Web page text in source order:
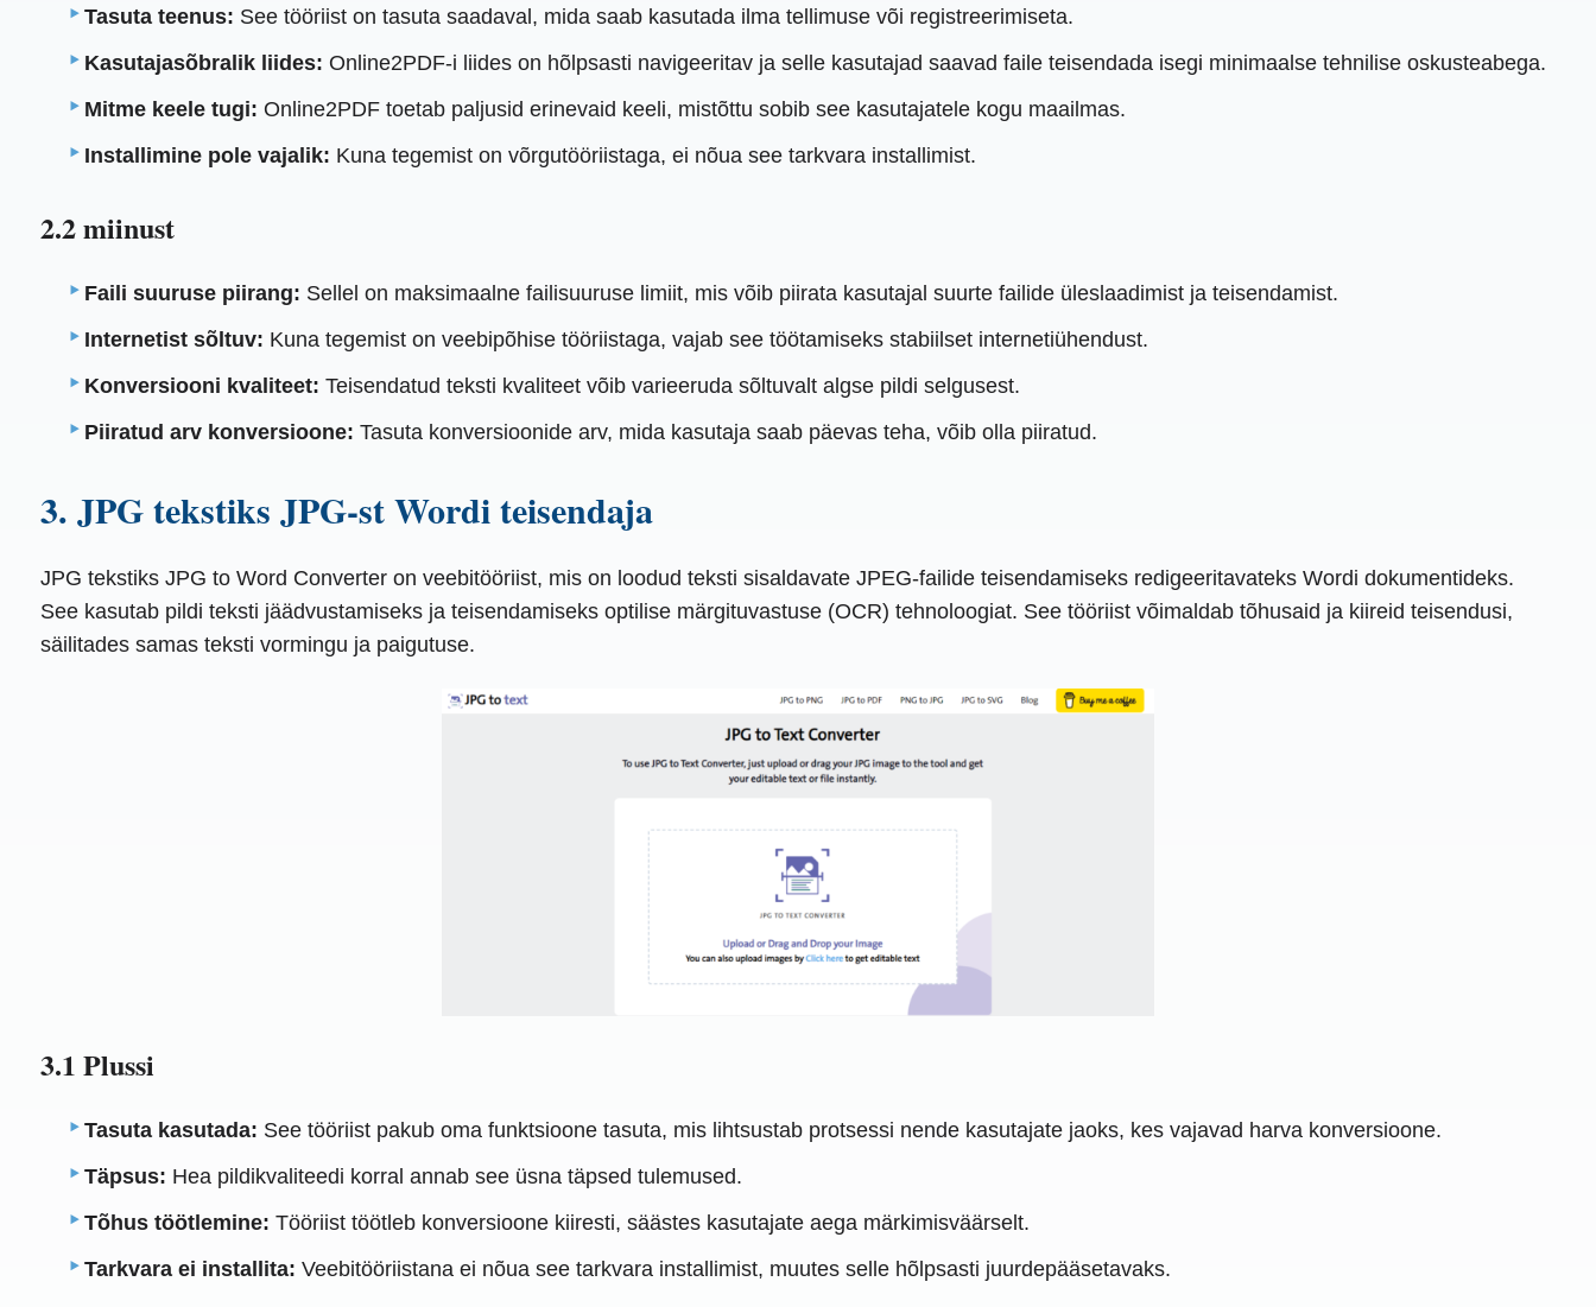
Tasuta teenus: See tööriist on tasuta saadaval, mida saab kasutada ilma tellimuse või registreerimiseta.
Kasutajasõbralik liides: Online2PDF-i liides on hõlpsasti navigeeritav ja selle kasutajad saavad faile teisendada isegi minimaalse tehnilise oskusteabega.
Mitme keele tugi: Online2PDF toetab paljusid erinevaid keeli, mistõttu sobib see kasutajatele kogu maailmas.
Installimine pole vajalik: Kuna tegemist on võrgutööriistaga, ei nõua see tarkvara installimist.
2.2 miinust
Faili suuruse piirang: Sellel on maksimaalne failisuuruse limiit, mis võib piirata kasutajal suurte failide üleslaadimist ja teisendamist.
Internetist sõltuv: Kuna tegemist on veebipõhise tööriistaga, vajab see töötamiseks stabiilset internetiühendust.
Konversiooni kvaliteet: Teisendatud teksti kvaliteet võib varieeruda sõltuvalt algse pildi selgusest.
Piiratud arv konversioone: Tasuta konversioonide arv, mida kasutaja saab päevas teha, võib olla piiratud.
3. JPG tekstiks JPG-st Wordi teisendaja
JPG tekstiks JPG to Word Converter on veebitööriist, mis on loodud teksti sisaldavate JPEG-failide teisendamiseks redigeeritavateks Wordi dokumentideks.
See kasutab pildi teksti jäädvustamiseks ja teisendamiseks optilise märgituvastuse (OCR) tehnoloogiat. See tööriist võimaldab tõhusaid ja kiireid teisendusi,
säilitades samas teksti vormingu ja paigutuse.
3.1 Plussi
Tasuta kasutada: See tööriist pakub oma funktsioone tasuta, mis lihtsustab protsessi nende kasutajate jaoks, kes vajavad harva konversioone.
Täpsus: Hea pildikvaliteedi korral annab see üsna täpsed tulemused.
Tõhus töötlemine: Tööriist töötleb konversioone kiiresti, säästes kasutajate aega märkimisväärselt.
Tarkvara ei installita: Veebitööriistana ei nõua see tarkvara installimist, muutes selle hõlpsasti juurdepääsetavaks.